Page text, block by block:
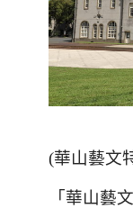
(華山藝文
「華山藝